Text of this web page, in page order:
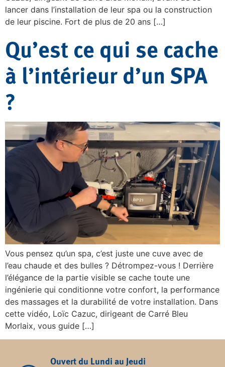
lancer dans l’installation de leur spa ou la construction
de leur piscine. Fort de plus de 20 ans […]
Qu’est ce qui se cache
à l’intérieur d’un SPA
?
Vous pensez qu’un spa, c’est juste une cuve avec de
l’eau chaude et des bulles ? Détrompez-vous ! Derrière
l’élégance de la partie visible se cache toute une
ingénierie qui conditionne votre confort, la performance
des massages et la durabilité de votre installation. Dans
cette vidéo, Loïc Cazuc, dirigeant de Carré Bleu
Morlaix, vous guide […]
Ouvert du Lundi au Jeudi